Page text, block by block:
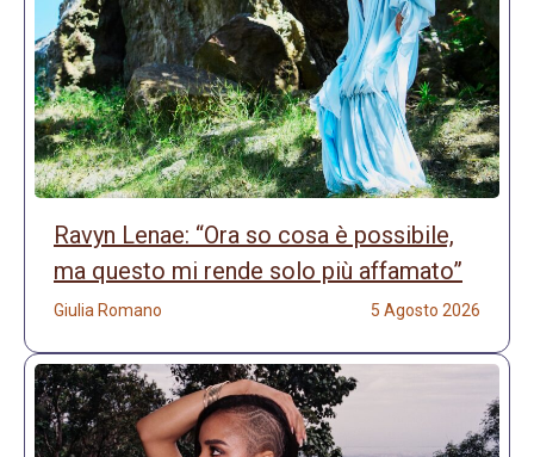
Ravyn Lenae: “Ora so cosa è possibile,
ma questo mi rende solo più affamato”
Giulia Romano 5 Agosto 2026